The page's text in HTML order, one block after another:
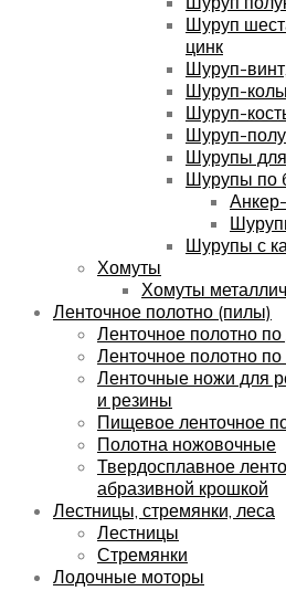
Шуруп
цинк
Шуруп-
Шуруп-
Шуруп-
Шуруп-
Шурупы для
Шурупы по
Шурупы с
Хомуты
Хомуты
Ленточное полотно (пилы)
Ленточное полотно
Ленточное полотно по
Ленточные ножи для
и резины
Пищевое ленточное
Полотна ножовочные
Твердосплавное
абразивной крошкой
Лестницы, стремянки, леса
Лестницы
Стремянки
Лодочные моторы